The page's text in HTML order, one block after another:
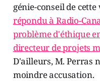
génie-conseil de
répondu à Radio-
problème d'éthique
directeur de projets
D'ailleurs, M. Perras
moindre accusation.